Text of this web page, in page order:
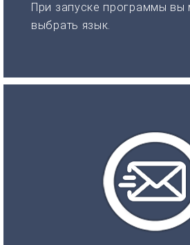
При запуске программы вы
выбрать язык.